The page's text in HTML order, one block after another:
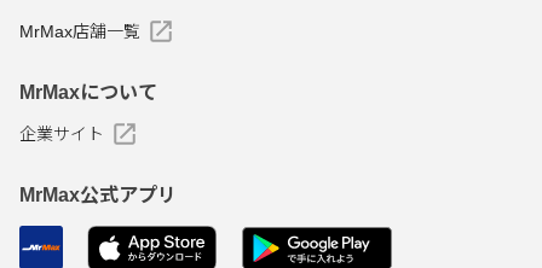
MrMax店舗一覧
MrMaxについて
企業サイト
MrMax公式アプリ